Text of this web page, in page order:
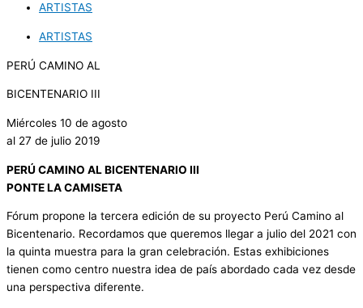
ARTISTAS
ARTISTAS
PERÚ CAMINO AL
BICENTENARIO III
Miércoles 10 de agosto
al 27 de julio 2019
PERÚ CAMINO AL BICENTENARIO III
PONTE LA CAMISETA
Fórum propone la tercera edición de su proyecto Perú Camino al
Bicentenario. Recordamos que queremos llegar a julio del 2021 con
la quinta muestra para la gran celebración. Estas exhibiciones
tienen como centro nuestra idea de país abordado cada vez desde
una perspectiva diferente.